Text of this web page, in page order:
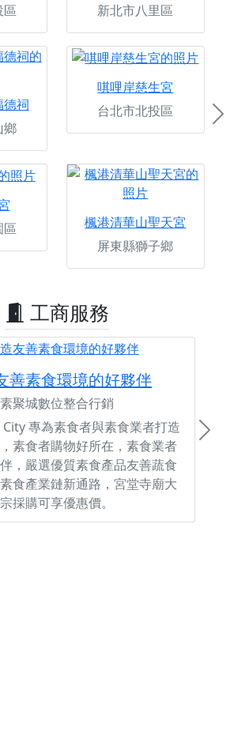
區
新北市八里區
德祠
鄉
唭哩岸慈生宮
台北市北投區
區
楓港清華山聖天宮
屏東縣獅子鄉
工商服務
善素食環境的好夥伴
素聚城數位整合行銷
City 專為素食者與素食業者打造
素食者購物好所在，素食業者
，嚴選優質素食產品友善蔬食
食產業鏈新通路，宮堂寺廟大
宗採購可享優惠價。
Next